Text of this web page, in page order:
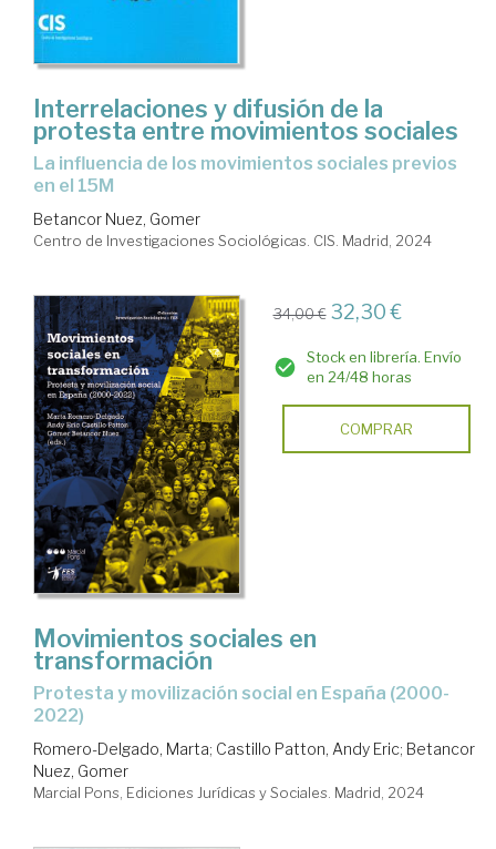
Interrelaciones y difusión de la
protesta entre movimientos sociales
La influencia de los movimientos sociales previos
en el 15M
Betancor Nuez, Gomer
Centro de Investigaciones Sociológicas. CIS. Madrid, 2024
34,00 € 32,30 €
Stock en librería. Envío
en 24/48 horas
COMPRAR
Movimientos sociales en
transformación
protesta y movilización social en España (2000-
2022)
Romero-Delgado, Marta; Castillo Patton, Andy Eric; Betancor
Nuez, Gomer
Marcial Pons, Ediciones Jurídicas y Sociales. Madrid, 2024